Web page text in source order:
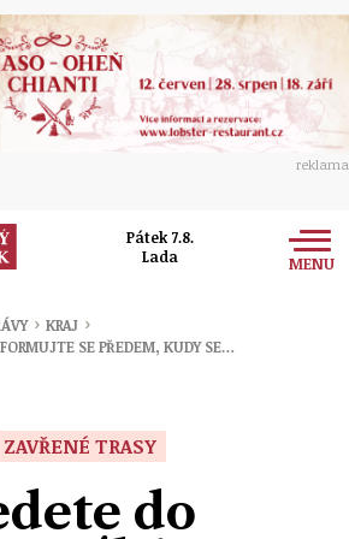
reklama
Pátek 7.8.
Lada
MENU
› KRAJ ›
SE PŘEDEM, KUDY SE…
ZAVŘENÉ TRASY
do